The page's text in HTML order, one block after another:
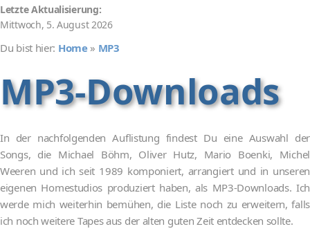
Letzte Aktualisierung:
Mittwoch, 5. August 2026
Du bist hier: Home» MP3
MP3-Downloads
In der nachfolgenden Auflistung findest Du eine Auswahl der
Songs, die Michael Böhm, Oliver Hutz, Mario Boenki, Michel
Weeren und ich seit 1989 komponiert, arrangiert und in unseren
eigenen Homestudios produziert haben, als MP3-Downloads. Ich
werde mich weiterhin bemühen, die Liste noch zu erweitern, falls
ich noch weitere Tapes aus der alten guten Zeit entdecken sollte.